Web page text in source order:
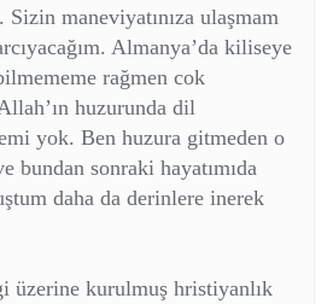
maneviyatınıza ulaşmam
Almanya’da kiliseye
rağmen cok
huzurunda dil
yok. Ben huzura gitmeden o
bundan sonraki hayatımıda
daha da derinlere inerek
üzerine kurulmuş hristiyanlık